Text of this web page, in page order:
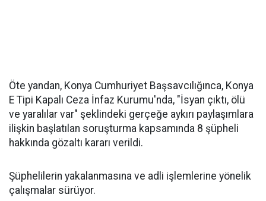
Öte yandan, Konya Cumhuriyet Başsavcılığınca, Konya
E Tipi Kapalı Ceza İnfaz Kurumu'nda, "İsyan çıktı, ölü
ve yaralılar var" şeklindeki gerçeğe aykırı paylaşımlara
ilişkin başlatılan soruşturma kapsamında 8 şüpheli
hakkında gözaltı kararı verildi.
Şüphelilerin yakalanmasına ve adli işlemlerine yönelik
çalışmalar sürüyor.